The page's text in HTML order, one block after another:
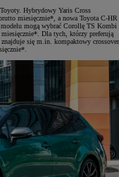
Hybrydowy Yaris Cross
miesięcznie*, a nowa Toyota C-HR
mogą wybrać Corollę TS Kombi
Dla tych, którzy preferują
się m.in. kompaktowy crossover